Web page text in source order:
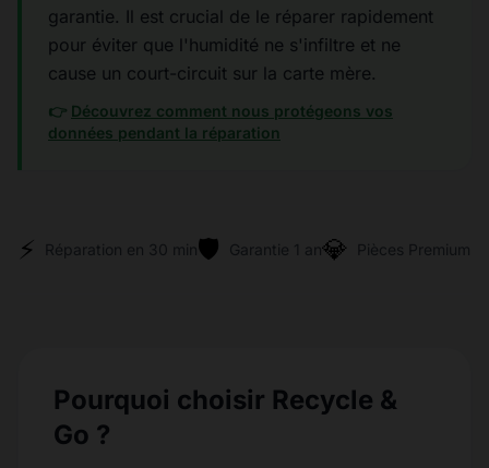
garantie. Il est crucial de le réparer rapidement
pour éviter que l'humidité ne s'infiltre et ne
cause un court-circuit sur la carte mère.
👉 Découvrez comment nous protégeons vos
données pendant la réparation
⚡ Réparation en 30 min🛡️ Garantie 1 an💎 Pièces Premium
Pourquoi choisir Recycle &
Go ?